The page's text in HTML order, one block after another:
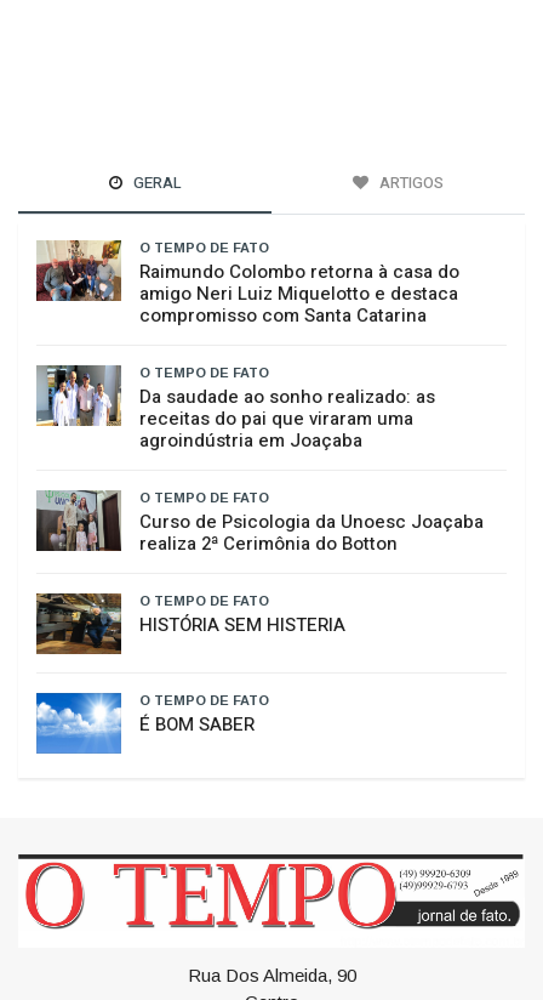
GERAL ARTIGOS
O TEMPO DE FATO
Raimundo Colombo retorna à casa do
amigo Neri Luiz Miquelotto e destaca
compromisso com Santa Catarina
O TEMPO DE FATO
Da saudade ao sonho realizado: as
receitas do pai que viraram uma
agroindústria em Joaçaba
O TEMPO DE FATO
Curso de Psicologia da Unoesc Joaçaba
realiza 2ª Cerimônia do Botton
O TEMPO DE FATO
HISTÓRIA SEM HISTERIA
O TEMPO DE FATO
É BOM SABER
Rua Dos Almeida, 90